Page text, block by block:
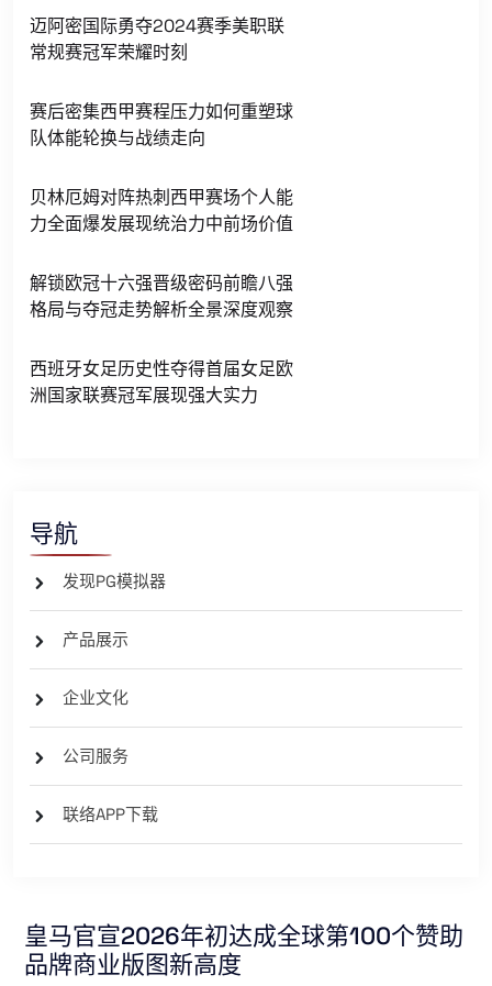
迈阿密国际勇夺2024赛季美职联
常规赛冠军荣耀时刻
赛后密集西甲赛程压力如何重塑球
队体能轮换与战绩走向
贝林厄姆对阵热刺西甲赛场个人能
力全面爆发展现统治力中前场价值
解锁欧冠十六强晋级密码前瞻八强
格局与夺冠走势解析全景深度观察
西班牙女足历史性夺得首届女足欧
洲国家联赛冠军展现强大实力
导航
发现PG模拟器
产品展示
企业文化
公司服务
联络APP下载
皇马官宣2026年初达成全球第100个赞助
品牌商业版图新高度